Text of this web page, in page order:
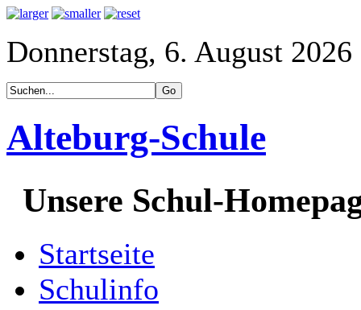
Donnerstag, 6. August 2026
Alteburg-Schule
Unsere Schul-
Startseite
Schulinfo